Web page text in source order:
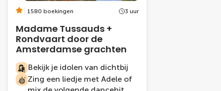
1580 boekingen 3 uur
Madame Tussauds +
Rondvaart door de
Amsterdamse grachten
Bekijk je idolen van dichtbij
Zing een liedje met Adele of